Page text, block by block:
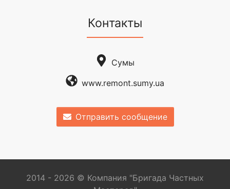
Контакты
Сумы
www.remont.sumy.ua
Отправить сообщение
2014 - 2026 © Компания "Бригада Частных